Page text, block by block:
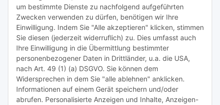
TiDis Lizenzsystem
Meist besuchte Seiten:
Tipps & Tricks rund um Sublimation
TiDis Videos auf Youtube
um bestimmte Dienste zu nachfolgend aufgeführten
Zwecken verwenden zu dürfen, benötigen wir Ihre
Einwilligung. Indem Sie "Alle akzeptieren" klicken, stimmen
Sie diesen (jederzeit widerruflich) zu. Dies umfasst auch
Ihre Einwilligung in die Übermittlung bestimmter
personenbezogener Daten in Drittländer, u.a. die USA,
nach Art. 49 (1) (a) DSGVO. Sie können dem
Widersprechen in dem Sie "alle ablehnen" anklicken.
Informationen auf einem Gerät speichern und/oder
abrufen. Personalisierte Anzeigen und Inhalte, Anzeigen-